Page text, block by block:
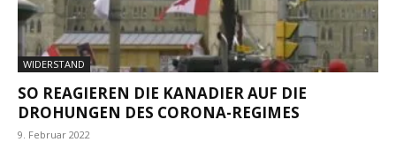
WIDERSTAND
SO REAGIEREN DIE KANADIER AUF DIE
DROHUNGEN DES CORONA-REGIMES
9. Februar 2022